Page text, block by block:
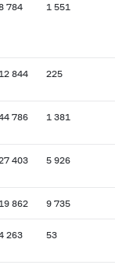
784 1 551
12 844 225
786 1 381
403 5 926
19 862 9 735
263 53